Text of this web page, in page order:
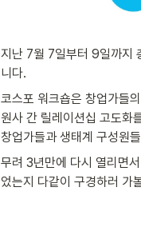
지난 7월 7일부터 9일까지
니다.
코스포 워크숍은 창업가들
원사 간 릴레이션십 고도화
창업가들과 생태계 구성원
무려 3년만에 다시 열리면
었는지 다같이 구경하러 가